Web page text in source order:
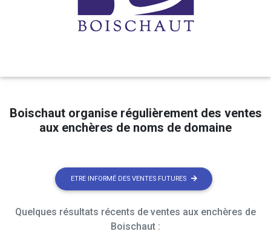
Boischaut organise régulièrement des ventes
aux enchères de noms de domaine
ETRE INFORMÉ DES VENTES FUTURES
Quelques résultats récents de ventes aux enchères de
Boischaut :